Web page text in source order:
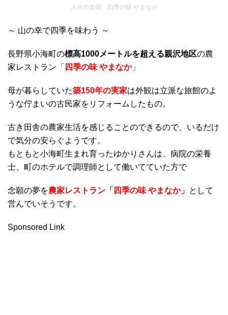
人生の楽園 四季の味 やまなか
～ 山の幸で四季を味わう ～
長野県小海町の標高1000メートルを超える親沢地区の農
家レストラン「 四季の味 やまなか」
母が暮らしていた築150年の実家は外観は立派な旅館のよ
うな佇まいの古民家をリフォームしたもの。
古き田舎の農家生活を感じることのできるので、いるだけ
で気分の安らぐようです。
もともと小海町生まれ育ったゆかりさんは、病院の栄養
士、町のホテルで調理師として働いてていた方で
念願の夢を農家レストラン「四季の味 やまなか」 として
営んでいそうです。
Sponsored Link